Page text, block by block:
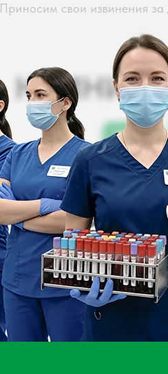
Приносим свои извинения за